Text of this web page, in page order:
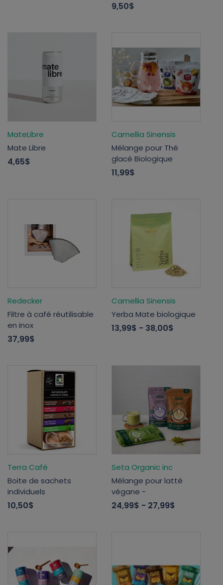
9,50$
MateLibre
Mate Libre
4,65$
Camellia Sinensis
Mélange pour Thé
glacé Biologique
11,99$
Redecker
Filtre à café réutilisable
en inox
37,99$
Camellia Sinensis
Yerba Mate biologique
13,99$ - 38,00$
Terra Café
Boite de sachets
individuels
10,50$
Seta Organic inc
Mélange pour latté
végane -
24,99$ - 27,99$